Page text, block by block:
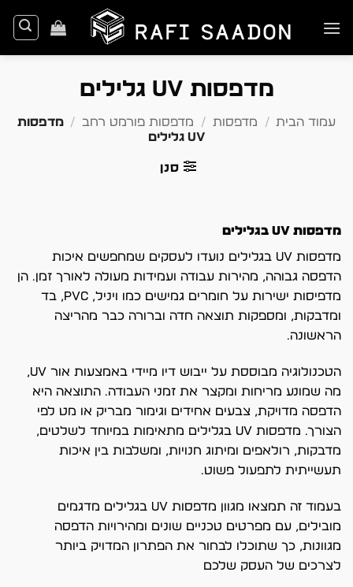
to
מדפסות UV גלילים
עמוד הבית / מדפסות / מדפסות פורמט רחב / מדפסות
UV גלילים
סנן
מדפסות UV בגלילים
מדפסות UV בגלילים נועדו לעסקים שמחפשים איכות
הדפסה גבוהה, מהירות עבודה ועמידות מעולה לאורך זמן. הן
מדפיסות ישירות על חומרים גמישים כמו ויניל, PVC, בד
ומדבקות, ומספקות תוצאה חדה וברורה כבר מהריצה
הראשונה.
הטכנולוגיה מבוססת על ייבוש דיו מיידי באמצעות אור UV,
מה שמונע מריחות ומקצר את זמני העבודה. התוצאה היא
הדפסה מדויקת, צבעים אחידים וגימור מבריק או מט לפי
הצורך. מדפסות UV בגלילים מתאימות במיוחד לשלטים,
מדבקות, רולאפים ומיתוג חנויות, ומשלבות בין איכות
תעשייתית לתפעול פשוט.
בעמוד זה תמצאו מגוון מדפסות UV בגלילים מדגמים
מובילים, עם מפרטים טכניים שונים ומהירויות הדפסה
מגוונות, כך שתוכלו לבחור את הפתרון המדויק ביותר
לצרכים של העסק שלכם